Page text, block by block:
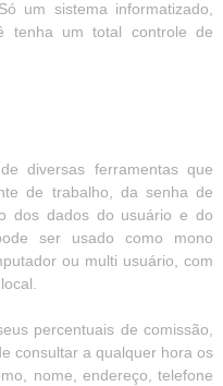
um sistema informatizado,
tenha um total controle de
diversas ferramentas que
de trabalho, da senha de
dos dados do usuário e do
ser usado como mono
ou multi usuário, com
percentuais de comissão,
consultar a qualquer hora os
nome, endereço, telefone